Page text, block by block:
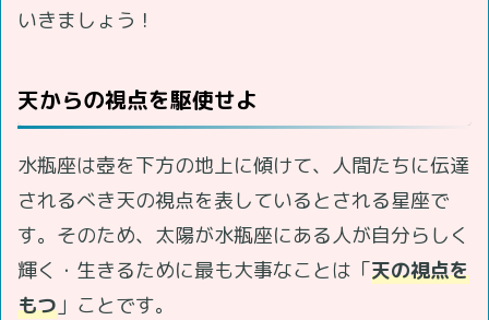
いきましょう！
天からの視点を駆使せよ
水瓶座は壺を下方の地上に傾けて、人間たちに伝達
されるべき天の視点を表しているとされる星座で
す。そのため、太陽が水瓶座にある人が自分らしく
輝く・生きるために最も大事なことは「天の視点を
もつ 」ことです。